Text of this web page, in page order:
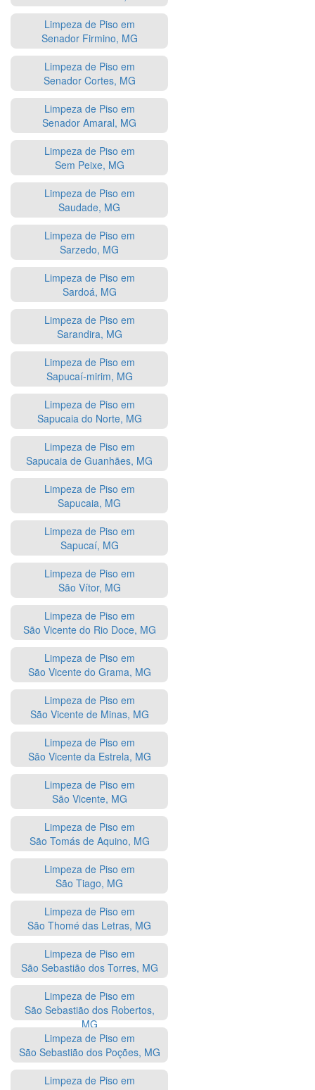
Limpeza de Piso em
Senador Firmino, MG
Limpeza de Piso em
Senador Cortes, MG
Limpeza de Piso em
Senador Amaral, MG
Limpeza de Piso em
Sem Peixe, MG
Limpeza de Piso em
Saudade, MG
Limpeza de Piso em
Sarzedo, MG
Limpeza de Piso em
Sardoá, MG
Limpeza de Piso em
Sarandira, MG
Limpeza de Piso em
Sapucaí-mirim, MG
Limpeza de Piso em
Sapucaia do Norte, MG
Limpeza de Piso em
Sapucaia de Guanhães, MG
Limpeza de Piso em
Sapucaia, MG
Limpeza de Piso em
Sapucaí, MG
Limpeza de Piso em
São Vítor, MG
Limpeza de Piso em
São Vicente do Rio Doce, MG
Limpeza de Piso em
São Vicente do Grama, MG
Limpeza de Piso em
São Vicente de Minas, MG
Limpeza de Piso em
São Vicente da Estrela, MG
Limpeza de Piso em
São Vicente, MG
Limpeza de Piso em
São Tomás de Aquino, MG
Limpeza de Piso em
São Tiago, MG
Limpeza de Piso em
São Thomé das Letras, MG
Limpeza de Piso em
São Sebastião dos Torres, MG
Limpeza de Piso em
São Sebastião dos Robertos,
MG
Limpeza de Piso em
São Sebastião dos Poções, MG
Limpeza de Piso em